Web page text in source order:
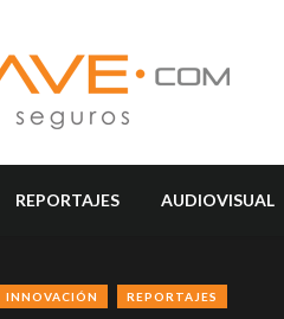
REPORTAJES AUDIOVISUAL
INNOVACIÓN REPORTAJES